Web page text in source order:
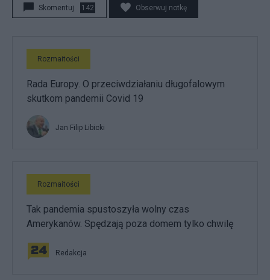
Skomentuj 142 Obserwuj notkę
Rozmaitości
Rada Europy. O przeciwdziałaniu długofalowym
skutkom pandemii Covid 19
Jan Filip Libicki
Rozmaitości
Tak pandemia spustoszyła wolny czas
Amerykanów. Spędzają poza domem tylko chwilę
Redakcja